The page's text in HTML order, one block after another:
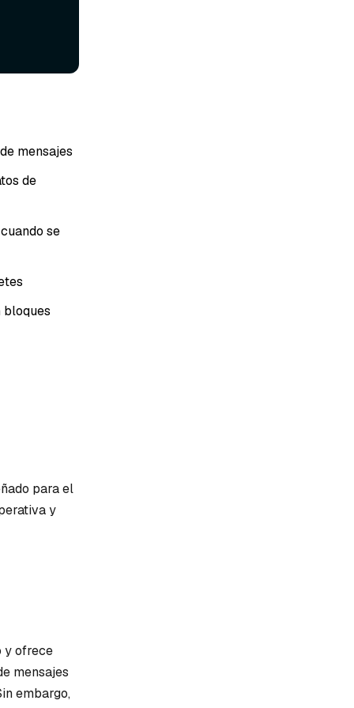
mensajes
de
se
para el
y
y ofrece
mensajes
embargo,